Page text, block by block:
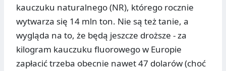
kauczuku naturalnego (NR), którego rocznie
wytwarza się 14 mln ton. Nie są też tanie, a
wygląda na to, że będą jeszcze droższe - za
kilogram kauczuku fluorowego w Europie
zapłacić trzeba obecnie nawet 47 dolarów (choć